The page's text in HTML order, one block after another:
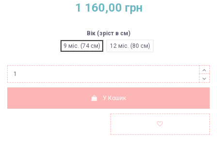
1 160,00 грн
Вік (зріст в см)
9 міс. (74 см)
12 міс. (80 см)
У Кошик